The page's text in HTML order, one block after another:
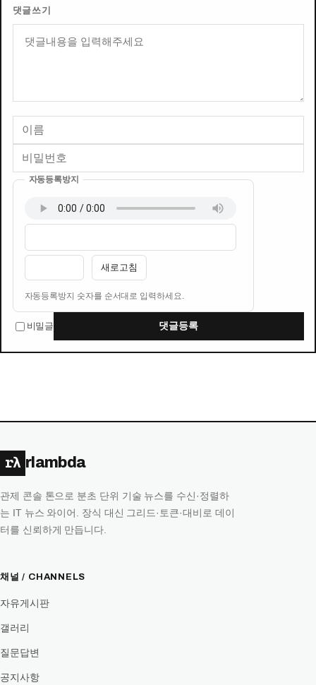
댓글쓰기
이름필수
비밀번호필수
자동등록방지
새로고침
자동등록방지 숫자를 순서대로 입력하세요.
비밀글 댓글등록
rλ rlambda
관제 콘솔 톤으로 분초 단위 기술 뉴스를 수신·정렬하
는 IT 뉴스 와이어. 장식 대신 그리드·토큰·대비로 데이
터를 신뢰하게 만듭니다.
채널 / CHANNELS
자유게시판
갤러리
질문답변
공지사항